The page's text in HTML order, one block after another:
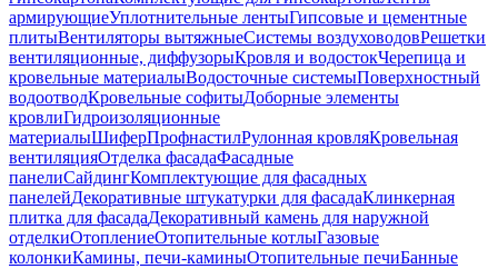
армирующиеУплотнительные лентыГипсовые и цементные
плитыВентиляторы вытяжныеСистемы воздуховодовРешетки
вентиляционные, диффузорыКровля и водостокЧерепица и
кровельные материалыВодосточные системыПоверхностный
водоотводКровельные софитыДоборные элементы
кровлиГидроизоляционные
материалыШиферПрофнастилРулонная кровляКровельная
вентиляцияОтделка фасадаФасадные
панелиСайдингКомплектующие для фасадных
панелейДекоративные штукатурки для фасадаКлинкерная
плитка для фасадаДекоративный камень для наружной
отделкиОтоплениеОтопительные котлыГазовые
колонкиКамины, печи-каминыОтопительные печиБанные